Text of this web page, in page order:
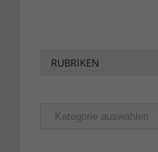
RUBRIKEN
Rubriken